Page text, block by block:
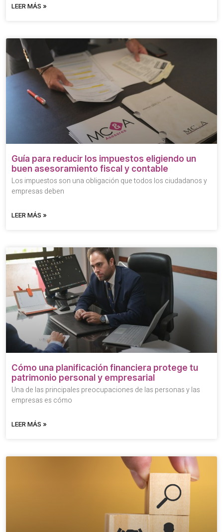
LEER MÁS »
Guía para reducir los impuestos eligiendo un
buen asesoramiento fiscal y contable
Los impuestos son una obligación que todos los ciudadanos y
empresas deben
LEER MÁS »
Cómo una planificación financiera protege tu
patrimonio personal y empresarial
Una de las principales preocupaciones de las personas y las
empresas es cómo
LEER MÁS »